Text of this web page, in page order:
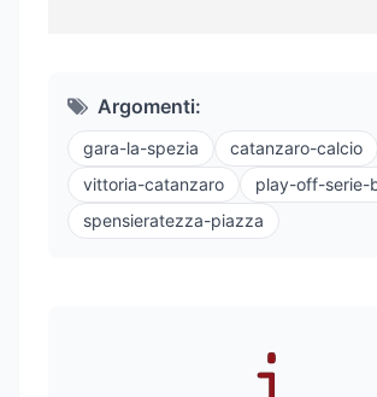
Argomenti:
gara-la-spezia
catanzaro-calcio
vittoria-catanzaro
play-off-serie-
spensieratezza-piazza